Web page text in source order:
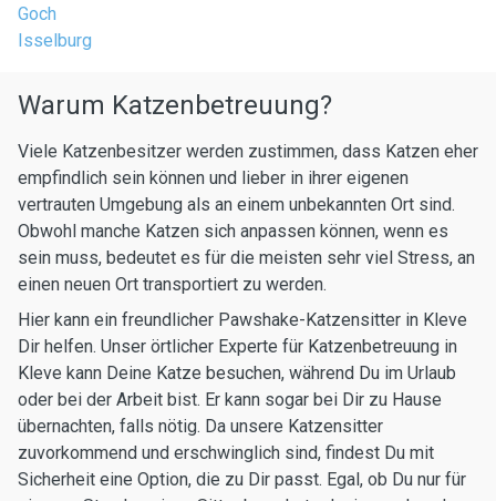
Goch
Isselburg
Warum Katzenbetreuung?
Viele Katzenbesitzer werden zustimmen, dass Katzen eher
empfindlich sein können und lieber in ihrer eigenen
vertrauten Umgebung als an einem unbekannten Ort sind.
Obwohl manche Katzen sich anpassen können, wenn es
sein muss, bedeutet es für die meisten sehr viel Stress, an
einen neuen Ort transportiert zu werden.
Hier kann ein freundlicher Pawshake-Katzensitter in Kleve
Dir helfen. Unser örtlicher Experte für Katzenbetreuung in
Kleve kann Deine Katze besuchen, während Du im Urlaub
oder bei der Arbeit bist. Er kann sogar bei Dir zu Hause
übernachten, falls nötig. Da unsere Katzensitter
zuvorkommend und erschwinglich sind, findest Du mit
Sicherheit eine Option, die zu Dir passt. Egal, ob Du nur für